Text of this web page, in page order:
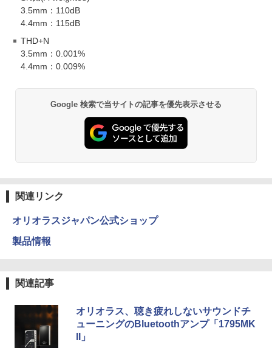
3.5mm：110dB
4.4mm：115dB
THD+N
3.5mm：0.001%
4.4mm：0.009%
Google 検索で当サイトの記事を優先表示させる
関連リンク
オリオラスジャパン公式ショップ
製品情報
関連記事
オリオラス、聴き疲れしないサウンドチ
ューニングのBluetoothアンプ「1795MK
II」